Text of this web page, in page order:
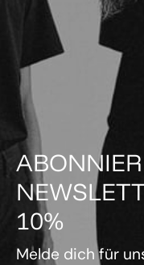
10%
Melde dich für